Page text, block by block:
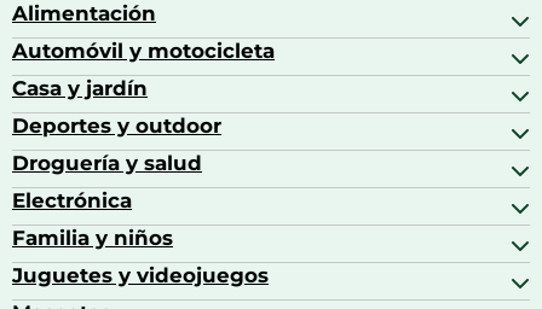
Alimentación
Bebidas
Bebidas espirituosas
Brandy
Café
Automóvil y motocicleta
Accesorios para coche
Aceite de motor y manutención
Aceites motor
Altavoces coche
Casa y jardín
Accesorios de hogar y cocina
Aires acondicionados
Artículos de decoración
Deportes y outdoor
Balones de fútbol
Bicicletas
Bicicletas elípticas
Bolsas bicicleta
Droguería y salud
Alimentación del bebé
Alimentación y lactancia
Artículos de limpieza del hogar
Básculas de baño
Electrónica
Altavoces
Aspiradoras
Auriculares
Familia y niños
Accesorios para el bebé
Juguetes y videojuegos